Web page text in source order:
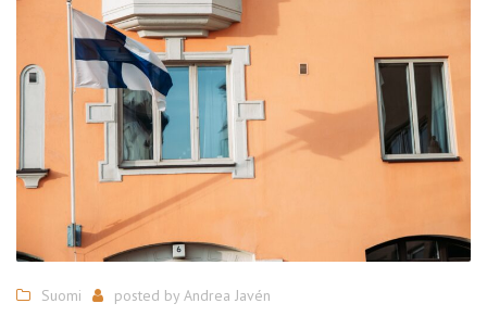
Suomi posted by Andrea Javén